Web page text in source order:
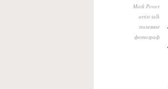
Mark Power
artist talk
полезное
фотограф